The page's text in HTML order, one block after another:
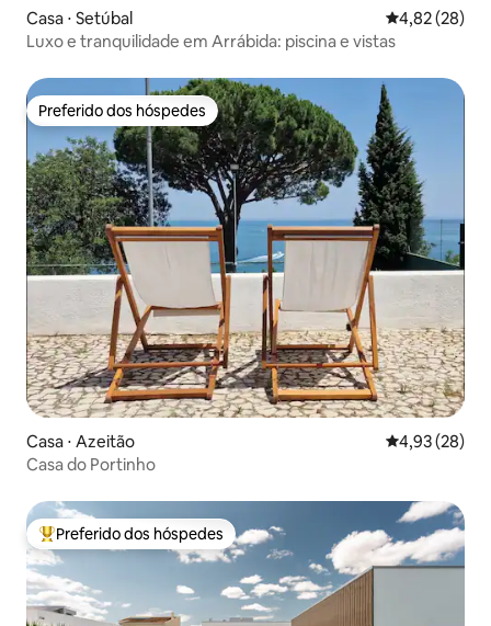
Casa ⋅ Setúbal 4,82 de uma
4,82 (28)
Luxo e tranquilidade em Arrábida: piscina e vistas
Preferido dos hóspedes
Preferido dos hóspedes
Casa ⋅ Azeitão 4,93 de uma
4,93 (28)
Casa do Portinho
Entre os melhores preferidos dos hóspedes
Preferido dos hóspedes